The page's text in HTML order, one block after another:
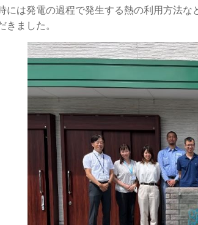
には発電の過程で発生する熱の利用方法
きました。